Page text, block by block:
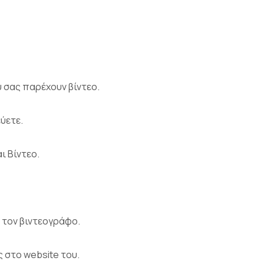
παρέχουν βίντεο.
Βίντεο.
βιντεογράφο.
στο website του.